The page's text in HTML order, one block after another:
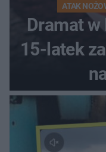
ATAK
Dramat w
15-latek